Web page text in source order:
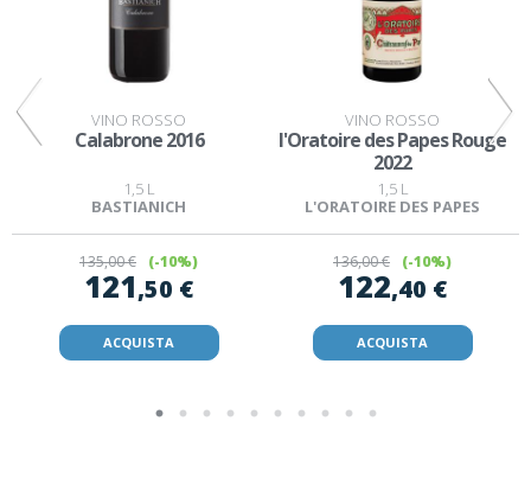
VINO ROSSO
Calabrone 2016
1,5 L
BASTIANICH
135,00 € (-10%)
121,50 €
ACQUISTA
VINO ROSSO
l'Oratoire des Papes Rouge
2022
1,5 L
L'ORATOIRE DES PAPES
136,00 € (-10%)
122,40 €
ACQUISTA